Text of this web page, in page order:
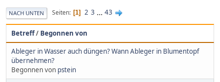
NACH UNTEN Seiten 1 2 3 ... 43
Betreff/ Begonnen von
Ableger in Wasser auch düngen? Wann Ableger in Blumentopf
übernehmen?
Begonnen von pstein